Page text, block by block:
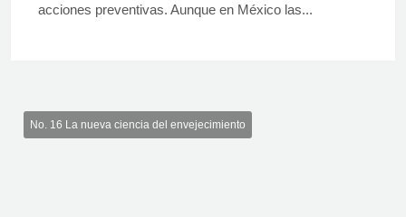
acciones preventivas. Aunque en México las...
No. 16 La nueva ciencia del envejecimiento